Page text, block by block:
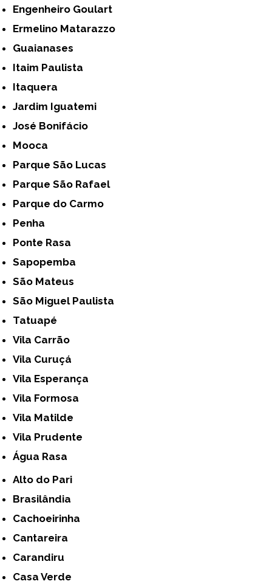
Engenheiro Goulart
Ermelino Matarazzo
Guaianases
Itaim Paulista
Itaquera
Jardim Iguatemi
José Bonifácio
Mooca
Parque São Lucas
Parque São Rafael
Parque do Carmo
Penha
Ponte Rasa
Sapopemba
São Mateus
São Miguel Paulista
Tatuapé
Vila Carrão
Vila Curuçá
Vila Esperança
Vila Formosa
Vila Matilde
Vila Prudente
Água Rasa
Alto do Pari
Brasilândia
Cachoeirinha
Cantareira
Carandiru
Casa Verde